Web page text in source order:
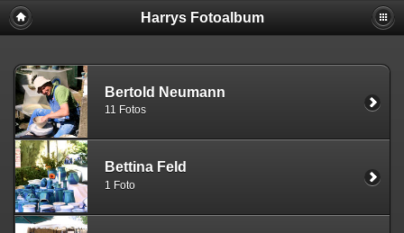
Harrys Fotoalbum
Bertold Neumann
11 Fotos
Bettina Feld
1 Foto